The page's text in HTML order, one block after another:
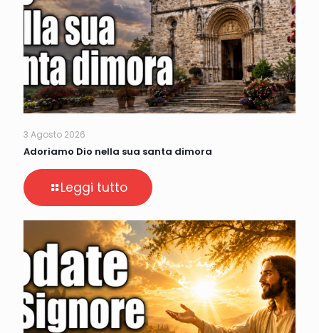
3 Agosto 2026
Adoriamo Dio nella sua santa dimora
Leggi tutto